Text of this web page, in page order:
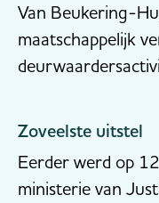
Van Beukering-
maatschappelijk
Zoveelste uitstel
Eerder werd op
ministerie van